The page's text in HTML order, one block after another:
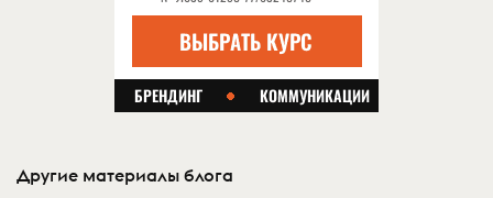
Другие материалы блога